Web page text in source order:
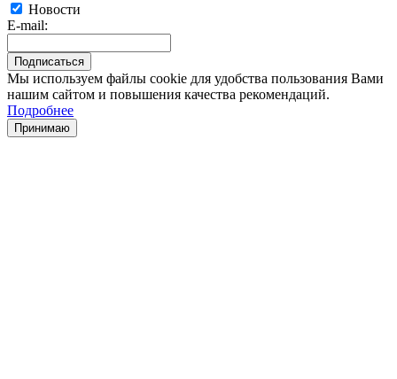
Новости
E-mail:
Мы используем файлы cookie для удобства пользования Вами
нашим сайтом и повышения качества рекомендаций.
Подробнее
Принимаю